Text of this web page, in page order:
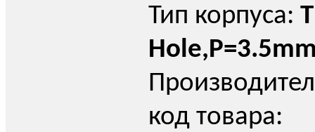
Тип корпуса:
код товара: